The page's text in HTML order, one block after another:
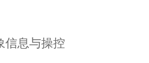
息与操控